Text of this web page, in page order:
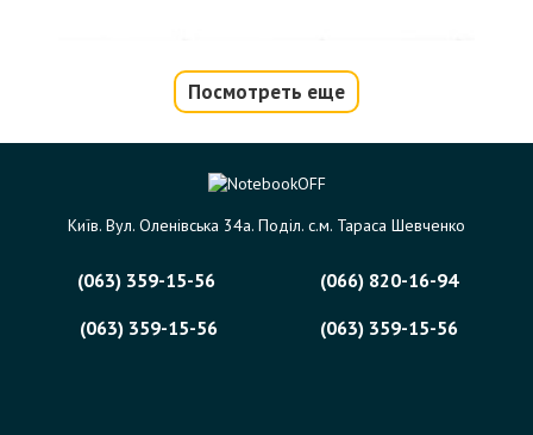
Посмотреть еще
Київ. Вул. Оленівська 34а. Поділ. с.м. Тараса Шевченко
(063) 359-15-56
(066) 820-16-94
(063) 359-15-56
(063) 359-15-56